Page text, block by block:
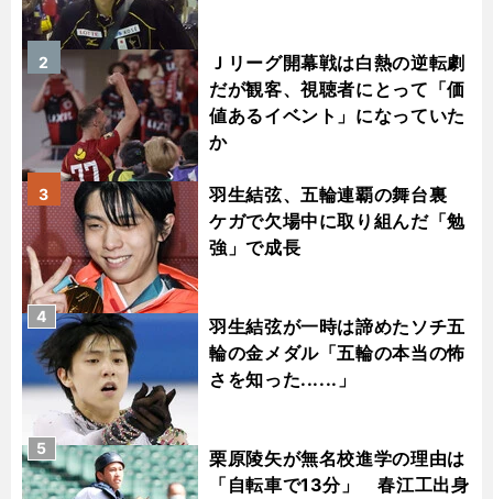
Ｊリーグ開幕戦は白熱の逆転劇
だが観客、視聴者にとって「価
値あるイベント」になっていた
か
2
羽生結弦、五輪連覇の舞台裏
ケガで欠場中に取り組んだ「勉
強」で成長
3
羽生結弦が一時は諦めたソチ五
輪の金メダル「五輪の本当の怖
さを知った......」
4
栗原陵矢が無名校進学の理由は
「自転車で13分」 春江工出身
5